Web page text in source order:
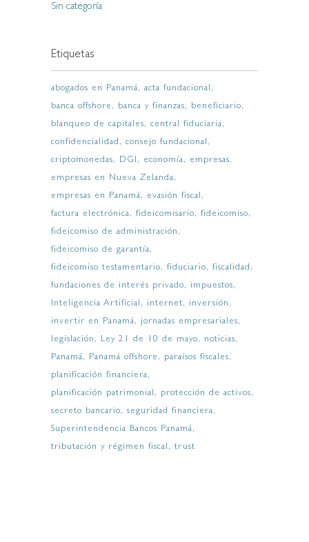
Sin categoría
Etiquetas
abogados en Panamá
acta fundacional
banca offshore
banca y finanzas
beneficiario
blanqueo de capitales
central fiduciaria
confidencialidad
consejo fundacional
criptomonedas
DGI economía
empresas
empresas en Nueva Zelanda
empresas en Panamá
evasión fiscal
factura electrónica
fideicomisario
fideicomiso
fideicomiso de administración
fideicomiso de garantía
fideicomiso testamentario
fiduciario
fiscalidad
fundaciones de interés privado
impuestos
Inteligencia Artificial
internet
inversión
invertir en Panamá
jornadas empresariales
legislación
Ley 21 de 10 de mayo
noticias
Panamá
Panamá offshore
paraísos fiscales
planificación financiera
planificación patrimonial
protección de activos
secreto bancario
seguridad financiera
Superintendencia Bancos Panamá
tributación y régimen fiscal
trust